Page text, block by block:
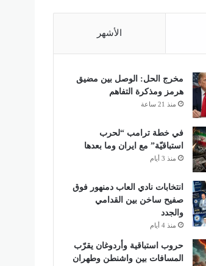
الأشهر
مخرج الحل: الوصل بين مضيق
هرمز ومذكرة التفاهم
منذ 21 ساعة
في خطة ترامب “لحرب
استباقيّة” مع ايران وما بعدها
منذ 3 أيام
انتخابات نادي العاب دمنهور فوق
صفيح ساخن بين القدامي
والجدد
منذ 4 أيام
حروب استباقية وأردوغان يقرّب
المسافات بين واشنطن وطهران